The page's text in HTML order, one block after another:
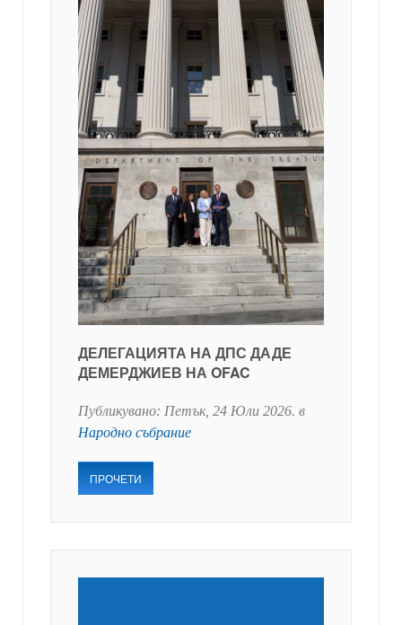
ДЕЛЕГАЦИЯТА НА ДПС ДАДЕ
ДЕМЕРДЖИЕВ НА OFAC
Публикувано: Петък, 24 Юли 2026. в
Народно събрание
ПРОЧЕТИ